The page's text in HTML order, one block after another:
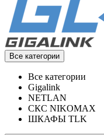
Все категории
Все категории
Gigalink
NETLAN
СКС NIKOMAX
ШКАФЫ TLK